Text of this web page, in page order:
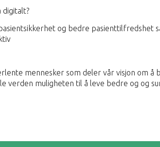
digitalt?
og bedre pasienttilfredshet
mennesker som deler vår visjon om å
verden muligheten til å leve bedre og og